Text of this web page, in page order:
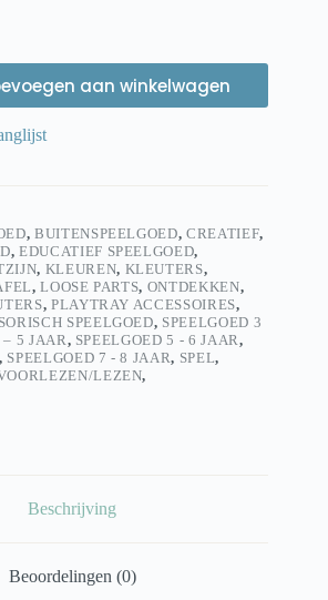
aan winkelwagen
, BUITENSPEELGOED,CREATIEF,
,EDUCATIEF SPEELGOED,
, KLEUREN, KLEUTERS,
,LOOSE PARTS, ONTDEKKEN,
, PLAYTRAY ACCESSOIRES,
SPEELGOED, SPEELGOED 3
– 5 JAAR, SPEELGOED 5 - 6 JAAR,
, SPEELGOED 7 - 8 JAAR, SPEL,
LEZEN,
Beschrijving
Beoordelingen (0)